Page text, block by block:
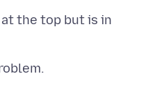
the top but is in